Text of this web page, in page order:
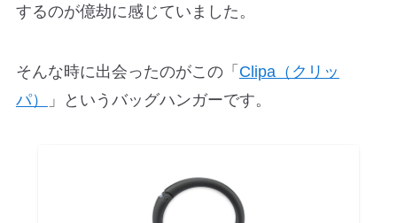
するのが億劫に感じていました。
そんな時に出会ったのがこの「 Clipa（クリッ
パ）
」というバッグハンガーです。